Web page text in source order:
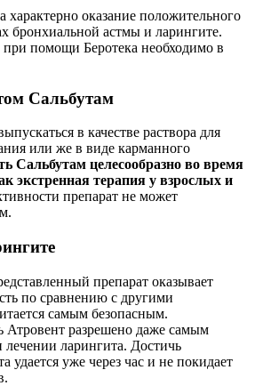
характерно оказание положительного
бронхиальной астмы и ларингите.
помощи Беротека необходимо в
Сальбутам
в качестве раствора для
или же в виде карманного
Сальбутам целесообразно во время
экстренная терапия у взрослых и
препарат не может
препарат оказывает
по сравнению с другими
самым безопасным.
Атровент разрешено даже самым
ларингита. Достичь
удается уже через час и не покидает